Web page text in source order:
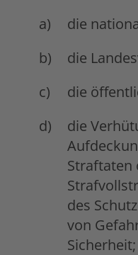
die
die
die
die
Straftaten
des
von
Sicherheit;